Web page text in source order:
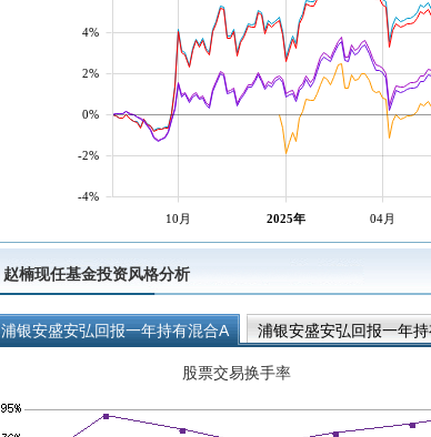
10月 2025年 04月
-4%
-2%
0%
2%
4%
赵楠现任基金投资风格分析
浦银安盛安弘回报一年持有混合A 浦银安盛安弘回报一年
股票交易换手率